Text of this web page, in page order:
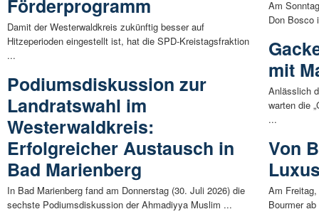
Förderprogramm
Damit der Westerwaldkreis zukünftig besser auf
Hitzeperioden eingestellt ist, hat die SPD-Kreistagsfraktion
...
Podiumsdiskussion zur
Landratswahl im
Westerwaldkreis:
Erfolgreicher Austausch in
Bad Marienberg
In Bad Marienberg fand am Donnerstag (30. Juli 2026) die
sechste Podiumsdiskussion der Ahmadiyya Muslim ...
Am
Don Bosco
mit
Anlässlich
warten die
...
Von
Am
Bourmer